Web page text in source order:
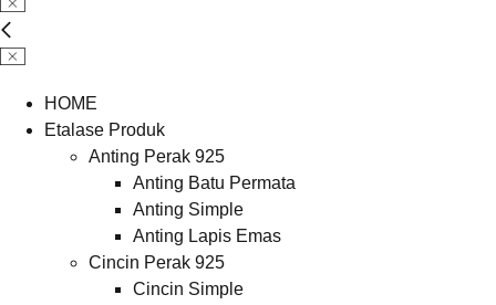
HOME
Etalase Produk
Anting Perak 925
Anting Batu Permata
Anting Simple
Anting Lapis Emas
Cincin Perak 925
Cincin Simple